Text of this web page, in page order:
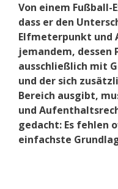
Von einem
dass er den
Elfmeterpunkt und
jemandem, dessen
ausschließlich mit
und der sich
Bereich ausgibt,
und
gedacht: Es fehlen
einfachste